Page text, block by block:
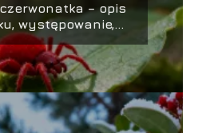
– opis
występowanie,
ugryzienia